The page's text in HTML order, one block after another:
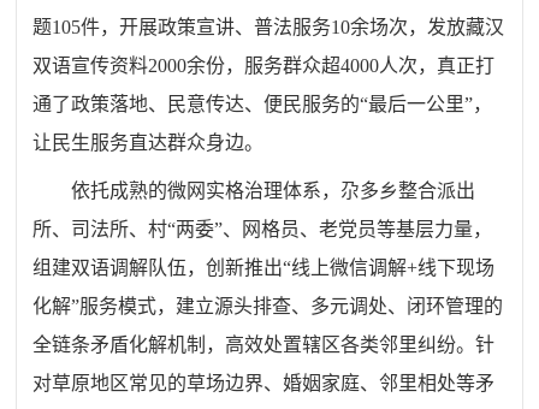
题105件，开展政策宣讲、普法服务10余场次，发放藏汉
双语宣传资料2000余份，服务群众超4000人次，真正打
通了政策落地、民意传达、便民服务的“最后一公里”，
让民生服务直达群众身边。
依托成熟的微网实格治理体系，尕多乡整合派出
所、司法所、村“两委”、网格员、老党员等基层力量，
组建双语调解队伍，创新推出“线上微信调解+线下现场
化解”服务模式，建立源头排查、多元调处、闭环管理的
全链条矛盾化解机制，高效处置辖区各类邻里纠纷。针
对草原地区常见的草场边界、婚姻家庭、邻里相处等矛